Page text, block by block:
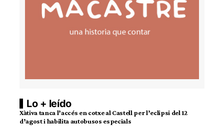
Lo + leído
Xàtiva tanca l’accés en cotxe al Castell per l’eclipsi del 12
d’agost i habilita autobusos especials